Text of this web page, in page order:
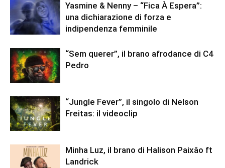
Yasmine & Nenny – “Fica À Espera”:
una dichiarazione di forza e
indipendenza femminile
“Sem querer”, il brano afrodance di C4
Pedro
“Jungle Fever”, il singolo di Nelson
Freitas: il videoclip
Minha Luz, il brano di Halison Paixâo ft
Landrick